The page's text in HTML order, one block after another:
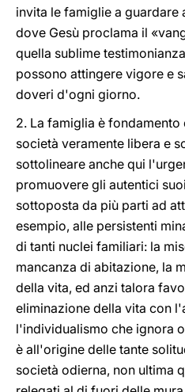
invita le famiglie a guardare
dove Gesù proclama il
quella sublime
possono attingere vigore e
doveri d'ogni giorno.
2. La famiglia è fondamento
società veramente libera e
sottolineare anche qui
promuovere gli autentici
sottoposta da più parti ad
esempio, alle persistenti
di tanti nuclei familiari: la
mancanza di abitazione, la
della vita, ed anzi talora
eliminazione della vita con
l'individualismo che ignora
è all'origine delle tante
società odierna, non ultima